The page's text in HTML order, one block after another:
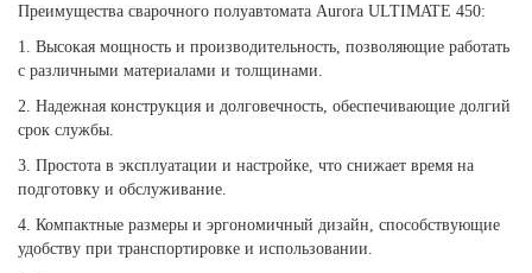
Преимущества сварочного полуавтомата Aurora ULTIMATE 450:
1. Высокая мощность и производительность, позволяющие работать
с различными материалами и толщинами.
2. Надежная конструкция и долговечность, обеспечивающие долгий
срок службы.
3. Простота в эксплуатации и настройке, что снижает время на
подготовку и обслуживание.
4. Компактные размеры и эргономичный дизайн, способствующие
удобству при транспортировке и использовании.